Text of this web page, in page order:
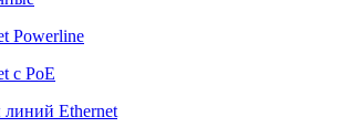
Powerline
с PoE
линий Ethernet